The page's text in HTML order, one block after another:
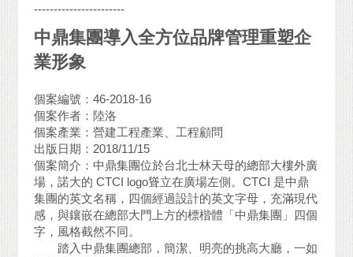
-----------------------
中鼎集團導入全方位品牌管理重塑企
業形象
個案編號：46-2018-16
個案作者：陸洛
個案產業：營建工程產業、工程顧問
出版日期：2018/11/15
個案簡介：中鼎集團位於台北士林天母的總部大樓外廣
場，諾大的 CTCI logo聳立在廣場左側。CTCI 是中鼎
集團的英文名稱，四個經過設計的英文字母，充滿現代
感，與鑲嵌在總部大門上方的標楷體「中鼎集團」四個
字，風格截然不同。
踏入中鼎集團總部，簡潔、明亮的挑高大廳，一如